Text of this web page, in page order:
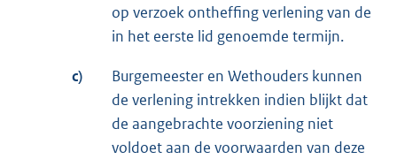
op verzoek ontheffing verlening van de
in het eerste lid genoemde termijn.
c)
Burgemeester en Wethouders kunnen
de verlening intrekken indien blijkt dat
de aangebrachte voorziening niet
voldoet aan de voorwaarden van deze